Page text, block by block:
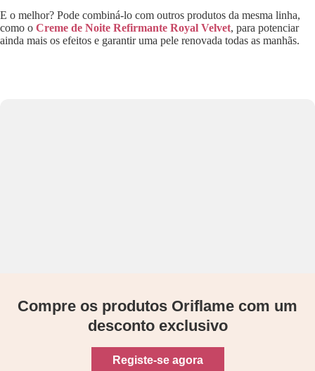
E o melhor? Pode combiná-lo com outros produtos da mesma linha,
como o Creme de Noite Refirmante Royal Velvet, para potenciar
ainda mais os efeitos e garantir uma pele renovada todas as manhãs.
Compre os produtos Oriflame com um
desconto exclusivo
Registe-se agora